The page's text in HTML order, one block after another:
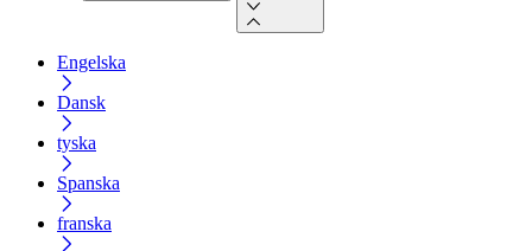
Engelska
Dansk
tyska
Spanska
franska